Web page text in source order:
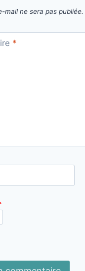
mail ne sera pas publiée.
*